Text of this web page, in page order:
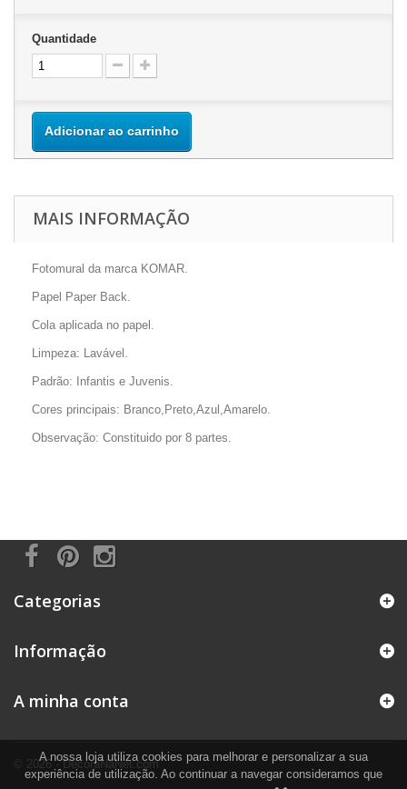
Quantidade
Adicionar ao carrinho
MAIS INFORMAÇÃO
Fotomural da marca KOMAR.
Papel Paper Back.
Cola aplicada no papel.
Limpeza: Lavável.
Padrão: Infantis e Juvenis.
Cores principais: Branco,Preto,Azul,Amarelo.
Observação: Constituido por 8 partes.
Categorias
Informação
© 2026 - DecoraNaNet.com
A minha conta
A nossa loja utiliza cookies para melhorar e personalizar a sua
experiência de utilização. Ao continuar a navegar consideramos que